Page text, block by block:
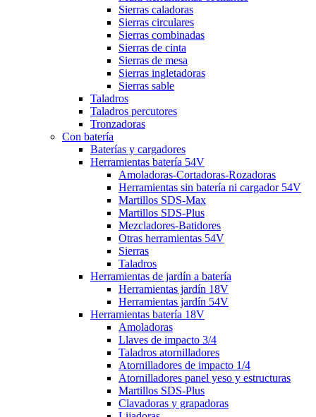
Sierras caladoras
Sierras circulares
Sierras combinadas
Sierras de cinta
Sierras de mesa
Sierras ingletadoras
Sierras sable
Taladros
Taladros percutores
Tronzadoras
Con batería
Baterías y cargadores
Herramientas batería 54V
Amoladoras-Cortadoras-Rozadoras
Herramientas sin batería ni cargador 54V
Martillos SDS-Max
Martillos SDS-Plus
Mezcladores-Batidores
Otras herramientas 54V
Sierras
Taladros
Herramientas de jardín a batería
Herramientas jardín 18V
Herramientas jardín 54V
Herramientas batería 18V
Amoladoras
Llaves de impacto 3/4
Taladros atornilladores
Atornilladores de impacto 1/4
Atornilladores panel yeso y estructuras
Martillos SDS-Plus
Clavadoras y grapadoras